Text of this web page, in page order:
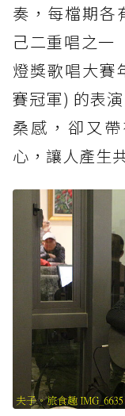
奏，每檔期各
己二重唱之一
燈獎歌唱大賽
賽冠軍) 的表
桑感，卻又
心，讓人產生